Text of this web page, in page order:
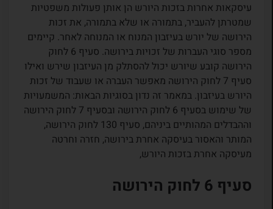
עיסקאות אחרות בזכות היורש הן אותן פעולות משפטיות
שמטרתן להעביר, בתמורה או שלא בתמורה, את זכות
הירושה של יורש בעיזבון המנוח או המנוחה לאחר. קיימים
מספר סוגי העברות של זכויות בירושה. סעיף 6 לחוק
הירושה קובע שיורש יכול להסתלק מן העיזבון שירש ואילו
סעיף 7 לחוק הירושה מאפשר העברה או שעבוד של זכות
היורש בעיזבון. במאמר זה נדון בסוגיות הבאות: המשמעויות
של שימוש בסעיף 6 לחוק הירושה ובסעיף 7 לחוק הירושה
וההבדלים המהותיים ביניהם, סעיף 130 לחוק הירושה,
המותר והאסור בעיסקה אחרת בירושה, חזרה וחרטה
מעיסקה אחרת בזכות היורש,
סעיף 6 לחוק הירושה